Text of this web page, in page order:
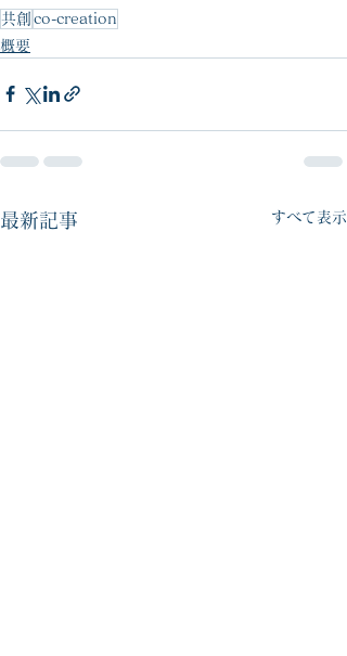
共創 co-creation
概要
最新記事 すべて表示